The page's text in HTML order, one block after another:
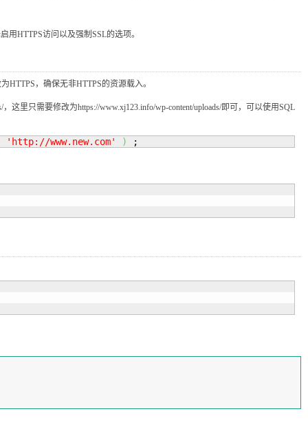
HTTPS访问以及强制SSL的选项。
，确保无非HTTPS的资源载入。
里只需要修改为https://www.xj123.info/wp-content/uploads/即可，可以使用SQL
'http://www.new.com' ) ;